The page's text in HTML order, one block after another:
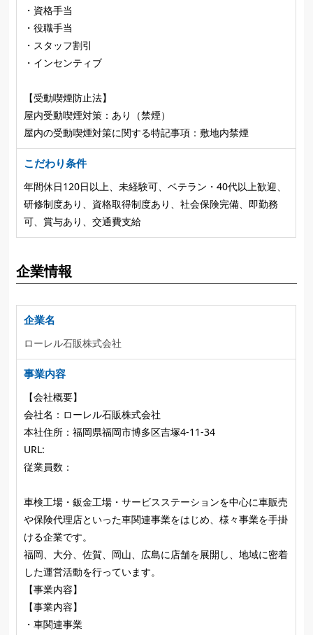
・資格手当
・役職手当
・スタッフ割引
・インセンティブ
【受動喫煙防止法】
屋内受動喫煙対策：あり（禁煙）
屋内の受動喫煙対策に関する特記事項：敷地内禁煙
こだわり条件
年間休日120日以上、未経験可、ベテラン・40代以上歓迎、
研修制度あり、資格取得制度あり、社会保険完備、即勤務
可、賞与あり、交通費支給
企業情報
企業名
ローレル石販株式会社
事業内容
【会社概要】
会社名：ローレル石販株式会社
本社住所：福岡県福岡市博多区吉塚4-11-34
URL:
従業員数：
車検工場・鈑金工場・サービスステーションを中心に車販売
や保険代理店といった車関連事業をはじめ、様々事業を手掛
ける企業です。
福岡、大分、佐賀、岡山、広島に店舗を展開し、地域に密着
した運営活動を行っています。
【事業内容】
【事業内容】
・車関連事業